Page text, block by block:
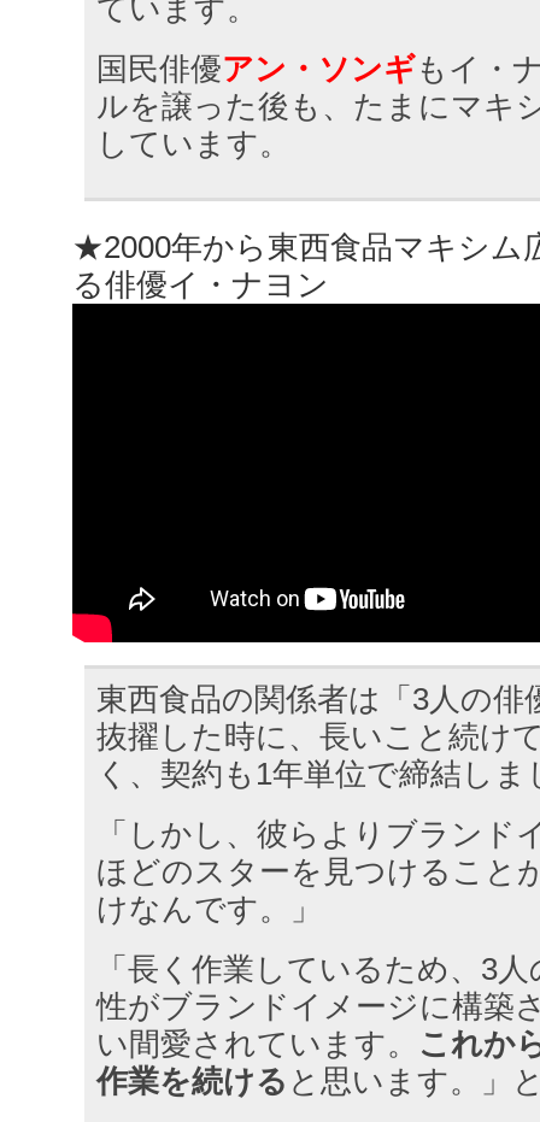
ています。
国民俳優アン・ソンギもイ・
ルを譲った後も、たまにマキ
しています。
★2000年から東西食品マキシム
る俳優イ・ナヨン
東西食品の関係者は「3人の俳
抜擢した時に、長いこと続け
く、契約も1年単位で締結しま
「しかし、彼らよりブランド
ほどのスターを見つけること
けなんです。」
「長く作業しているため、3
性がブランドイメージに構築
い間愛されています。 これか
作業を続ける と思います。」